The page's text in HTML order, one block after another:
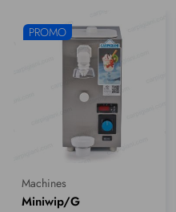
PROMO
Machines
Miniwip/G